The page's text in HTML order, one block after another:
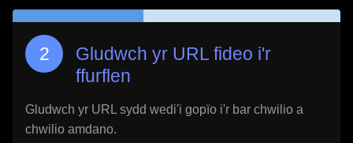
Gludwch yr URL fideo i'r
ffurflen
Gludwch yr URL sydd wedi'i gopïo i'r bar chwilio a
chwilio amdano.